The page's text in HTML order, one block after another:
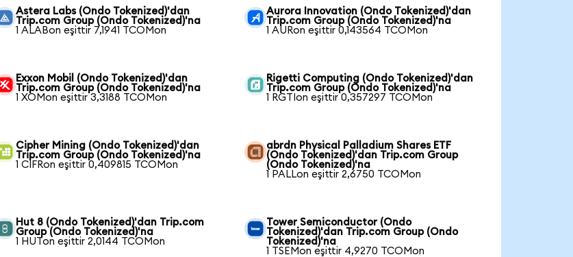
Astera Labs (Ondo Tokenized)'dan
Trip.com Group (Ondo Tokenized)'na
1 ALABon eşittir 7,1941 TCOMon
Aurora Innovation (Ondo Tokenized)'dan
Trip.com Group (Ondo Tokenized)'na
1 AURon eşittir 0,143564 TCOMon
Exxon Mobil (Ondo Tokenized)'dan
Trip.com Group (Ondo Tokenized)'na
1 XOMon eşittir 3,3188 TCOMon
Rigetti Computing (Ondo Tokenized)'dan
Trip.com Group (Ondo Tokenized)'na
1 RGTIon eşittir 0,357297 TCOMon
Cipher Mining (Ondo Tokenized)'dan
Trip.com Group (Ondo Tokenized)'na
1 CIFRon eşittir 0,409815 TCOMon
abrdn Physical Palladium Shares ETF
(Ondo Tokenized)'dan Trip.com Group
(Ondo Tokenized)'na
1 PALLon eşittir 2,6750 TCOMon
Hut 8 (Ondo Tokenized)'dan Trip.com
Group (Ondo Tokenized)'na
1 HUTon eşittir 2,0144 TCOMon
Tower Semiconductor (Ondo
Tokenized)'dan Trip.com Group (Ondo
Tokenized)'na
1 TSEMon eşittir 4,9270 TCOMon